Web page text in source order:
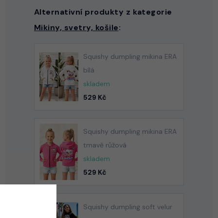
Alternativní produkty z kategorie
Mikiny, svetry, košile:
Squishy dumpling mikina ERA
bílá
skladem
529 Kč
Squishy dumpling mikina ERA
tmavě růžová
skladem
529 Kč
Squishy dumpling soft velur